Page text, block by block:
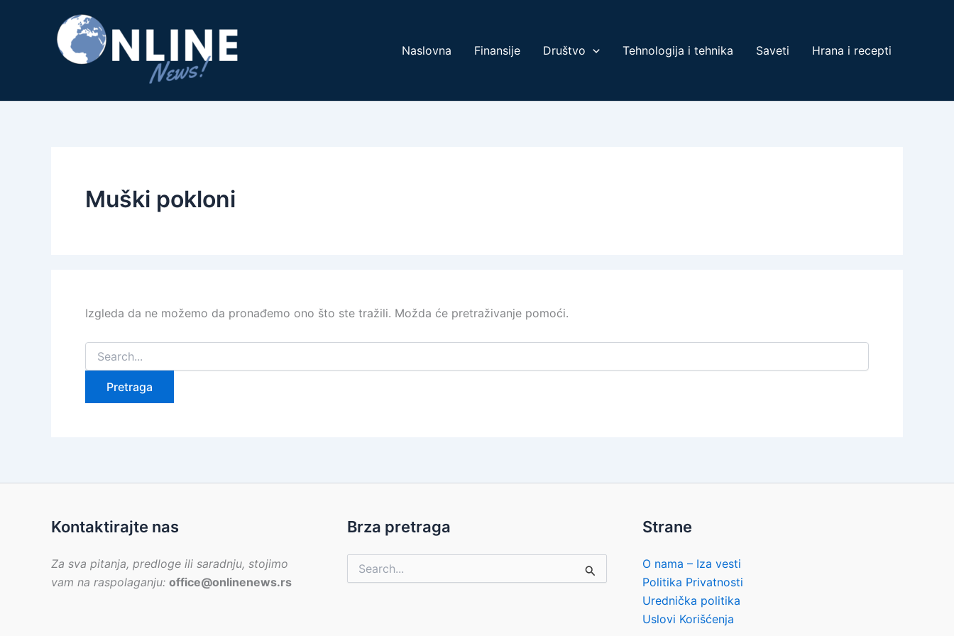
Naslovna Finansije Društvo Tehnologija i tehnika Saveti Hrana i recepti
Muški pokloni
Izgleda da ne možemo da pronađemo ono što ste tražili. Možda će pretraživanje pomoći.
Pretraga
za:
Kontaktirajte nas
Za sva pitanja, predloge ili saradnju, stojimo
vam na raspolaganju: office@onlinenews.rs
Brza pretraga
za:
Strane
O nama – Iza vesti
Politika Privatnosti
Urednička politika
Uslovi Korišćenja